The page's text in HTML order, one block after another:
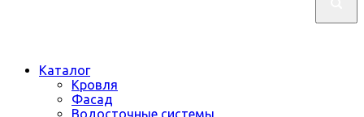
Каталог
Кровля
Фасад
Водосточные системы